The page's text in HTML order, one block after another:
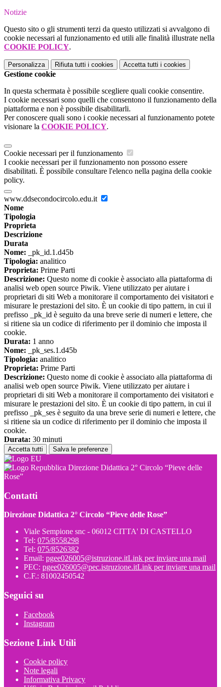
Notizie
Questo sito o gli strumenti terzi da questo utilizzati si avvalgono di
cookie necessari al funzionamento ed utili alle finalità illustrate nella
COOKIE POLICY.
Personalizza Rifiuta tutti i cookies Accetta tutti i cookies
Gestione cookie
In questa schermata è possibile scegliere quali cookie consentire.
I cookie necessari sono quelli che consentono il funzionamento della
piattaforma e non è possibile disabilitarli.
Per conoscere quali sono i cookie necessari al funzionamento potete
visionare la COOKIE POLICY.
Cookie necessari per il funzionamento
I cookie necessari per il funzionamento non possono essere
disabilitati. È possibile consultare l'elenco nella pagina della cookie
policy.
www.ddsecondocircolo.edu.it
Nome
Tipologia
Proprieta
Descrizione
Durata
Nome: _pk_id.1.d45b
Tipologia: analitico
Proprieta: Prime Parti
Descrizione: Questo nome di cookie è associato alla piattaforma di
analisi web open source Piwik. Viene utilizzato per aiutare i
proprietari di siti Web a monitorare il comportamento dei visitatori e
misurare le prestazioni del sito. È un cookie di tipo pattern, in cui il
prefisso _pk_id è seguito da una breve serie di numeri e lettere, che
si ritiene sia un codice di riferimento per il dominio che imposta il
cookie.
Durata: 1 anno
Nome: _pk_ses.1.d45b
Tipologia: analitico
Proprieta: Prime Parti
Descrizione: Questo nome di cookie è associato alla piattaforma di
analisi web open source Piwik. Viene utilizzato per aiutare i
proprietari di siti Web a monitorare il comportamento dei visitatori e
misurare le prestazioni del sito. È un cookie di tipo pattern, in cui il
prefisso _pk_ses è seguito da una breve serie di numeri e lettere, che
si ritiene sia un codice di riferimento per il dominio che imposta il
cookie.
Durata: 30 minuti
Accetta tutti Salva le preferenze
Direzione Didattica 2° Circolo “Pieve delle
Rose”
Contatti
Direzione Didattica 2° Circolo “Pieve delle Rose”
Viale Sempione snc - 06012 CITTA' DI CASTELLO
Tel: 075/8558298
Tel: 075/8526382
Email: pgee026005@istruzione.itLink per inviare una mail
PEC: pgee026005@pec.istruzione.itLink per inviare una mail
C.F.: 81002450542
Seguici su
Facebook
Instagram
Sezione Link Utili
Cookie policy
Note legali
Informativa Privacy